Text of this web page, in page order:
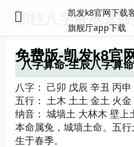
凯发k8官网下载
旗舰厅app下载
四柱八字最准算
免费版-凯发k8官
八字算命-生辰八字算
免费四柱八字算命-指
八字： 己卯 戊辰 辛丑 丙申
五行： 土木 土土 金土 火金
纳音： 城墙土 大林木 壁上
本命属兔，城墙土命。五
生于春季。